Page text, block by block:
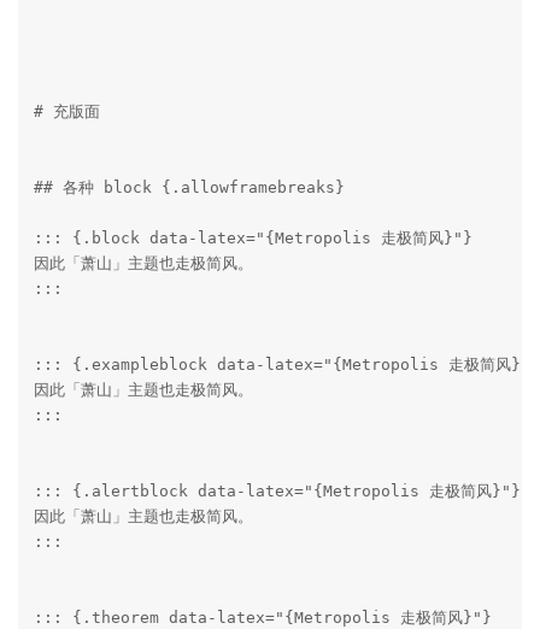
# 充版面
## 各种 block {.allowframebreaks}
::: {.block data-latex="{Metropolis 走极简风}"}
因此「萧山」主题也走极简风。
:::
::: {.exampleblock data-latex="{Metropolis 走极简风}"}
因此「萧山」主题也走极简风。
:::
::: {.alertblock data-latex="{Metropolis 走极简风}"}
因此「萧山」主题也走极简风。
:::
::: {.theorem data-latex="{Metropolis 走极简风}"}